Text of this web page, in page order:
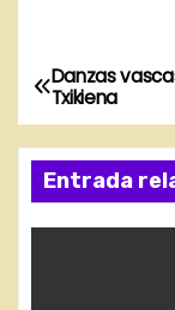
N
a
v
e
Danzas
Txikiena
Entrada